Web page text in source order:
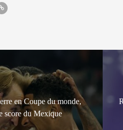
en Coupe du monde,
score du Mexique